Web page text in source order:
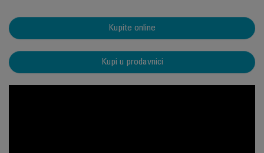
Kupite online
Kupi u prodavnici